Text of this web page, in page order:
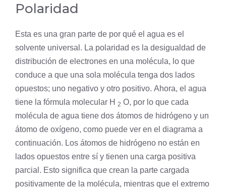
Polaridad
Esta es una gran parte de por qué el agua es el
solvente universal. La polaridad es la desigualdad de
distribución de electrones en una molécula, lo que
conduce a que una sola molécula tenga dos lados
opuestos; uno negativo y otro positivo. Ahora, el agua
tiene la fórmula molecular H 2 O, por lo que cada
molécula de agua tiene dos átomos de hidrógeno y un
átomo de oxígeno, como puede ver en el diagrama a
continuación. Los átomos de hidrógeno no están en
lados opuestos entre sí y tienen una carga positiva
parcial. Esto significa que crean la parte cargada
positivamente de la molécula, mientras que el extremo